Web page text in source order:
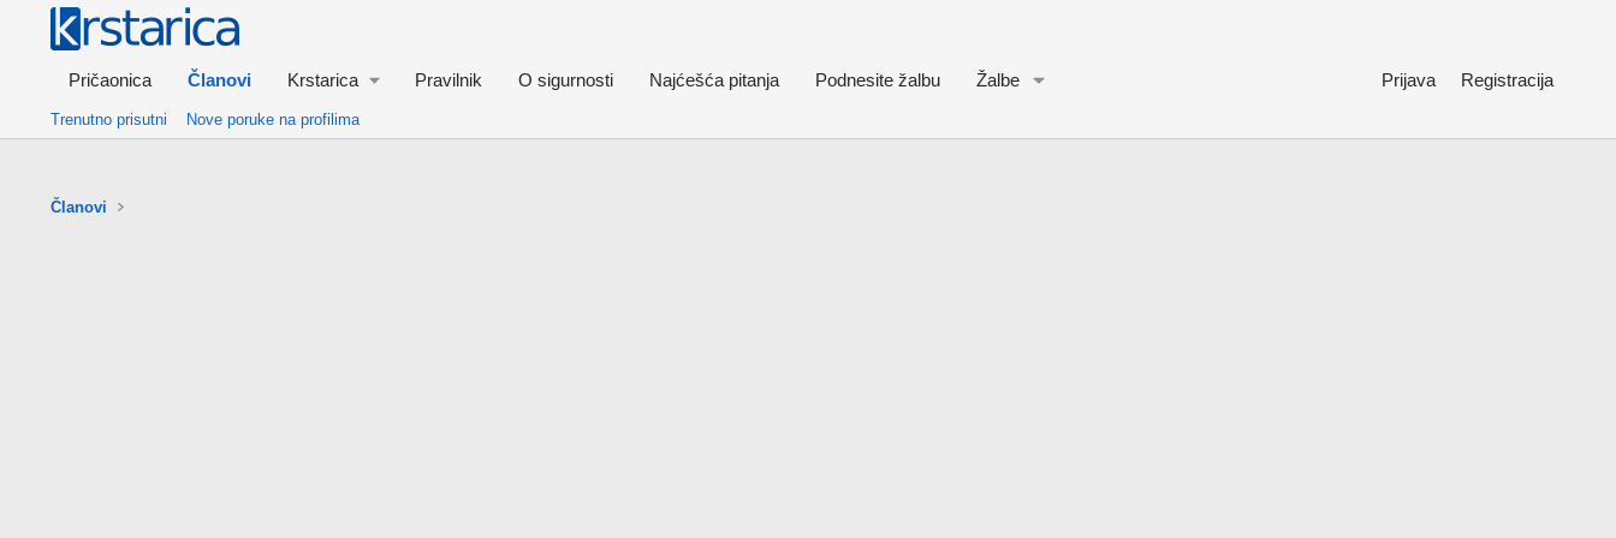
Pričaonica Članovi Krstarica Pravilnik O sigurnosti Najćešća pitanja Podnesite žalbu Žalbe Prijava Registracija
Trenutno prisutni Nove poruke na profilima
Članovi